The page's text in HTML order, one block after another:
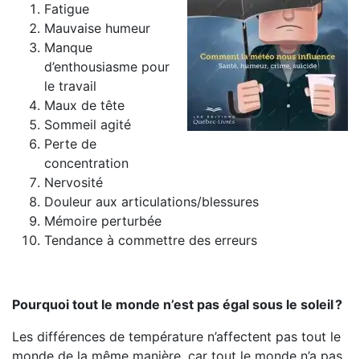
Fatigue
Mauvaise humeur
Manque
d’enthousiasme pour
le travail
Maux de tête
Sommeil agité
Perte de
concentration
Nervosité
Douleur aux articulations/blessures
Mémoire perturbée
Tendance à commettre des erreurs
Pourquoi tout le monde n’est pas égal sous le soleil ?
Les différences de température n’affectent pas tout le
monde de la même manière, car tout le monde n’a pas